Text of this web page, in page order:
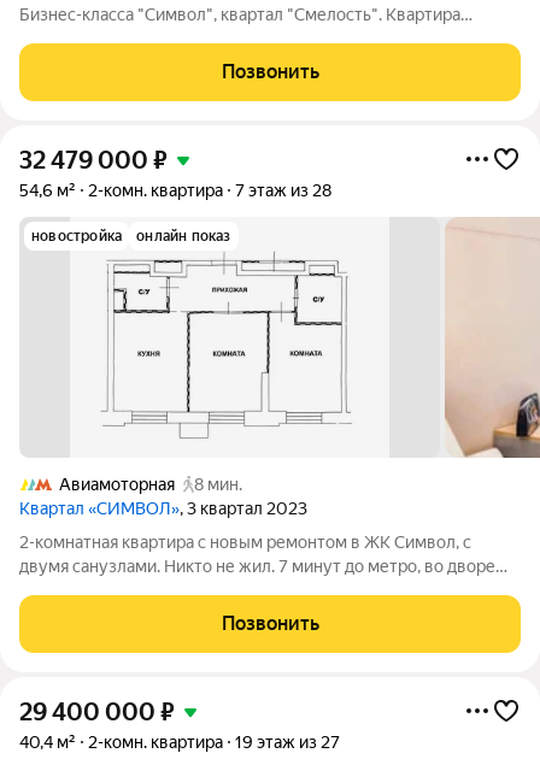
Бизнес-класса "Символ", квартал "Смелость". Квартира
использованием современных премиальных решений:
архитектурное освещение, встроенные системы
Позвонить
32 479 000 ₽
54,6 м² 2-комн. квартира 7 этаж из 28
новостройка онлайн показ
Авиамоторная
8 мин.
Квартал «СИМВОЛ», 3 квартал 2023
2-комнатная квартира с новым ремонтом в ЖК Символ, с
двумя санузлами. Никто не жил. 7 минут до метро, во дворе
площадью 54,6 м на 7 этаже ремонт полностью готов, поэтому
после сделки вам
Позвонить
29 400 000 ₽
40,4 м² 2-комн. квартира 19 этаж из 27